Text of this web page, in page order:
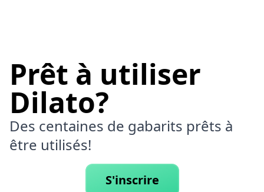
Prêt à utiliser
Dilato?
Des centaines de gabarits prêts à
être utilisés!
S'inscrire